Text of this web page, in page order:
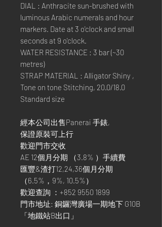
DIAL : Anthracite sun-brushed with
luminous Arabic numerals and hour
markers. Date at 3 o'clock and small
seconds at 9 o'clock.
WATER RESISTANCE : 3 bar (~30
metres)
STRAP MATERIAL : Alligator Shiny ,
Tone on tone Stitching, 20.0/18.0
Standard size
經本公司出售Panerai 手錶,
保證原裝可上行
歡迎門市交收
AE 12個月分期 （3.8% ）手續費
匯豐&渣打12,24,36個月分期
（6.5%，9%, 10.5%）
歡迎查詢 ：+852 9550 1899
門市地址: 銅鑼灣廣場一期地下 G10B
「地鐵站B出口」